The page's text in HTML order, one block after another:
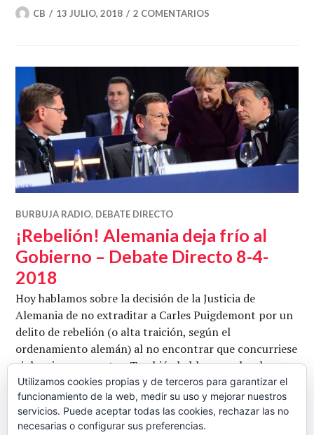
CB 13 JULIO, 2018 2 COMENTARIOS
BURBUJA RADIO, DEBATE DIRECTO
¡Rebelión! Alemania deja frío al
Gobierno – Debate Directo 8-4-
2018
Hoy hablamos sobre la decisión de la Justicia de
Alemania de no extraditar a Carles Puigdemont por un
delito de rebelión (o alta traición, según el
ordenamiento alemán) al no encontrar que concurriese
violencia en sus actos. También hablamos sobre los
últimos días en el caso del máster de Cristina
Cifuentes, en los que se perfilan en el horizonte una
moción de censura o una …Seguir leyendo¡Rebelión!
Utilizamos cookies propias y de terceros para garantizar el
funcionamiento de la web, medir su uso y mejorar nuestros
servicios. Puede aceptar todas las cookies, rechazar las no
necesarias o configurar sus preferencias.